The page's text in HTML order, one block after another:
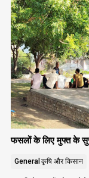
फसलों के लिए मुफ्त के
General कृषि और किसान